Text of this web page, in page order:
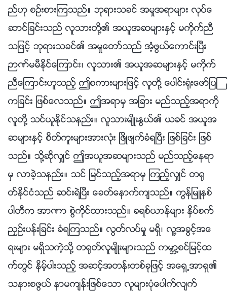
ည္ဟု စဥ္းစားၾကသည္။ ဘုရားသခင္ အမႈအရာမ်ား လုပ္ေ
ဆာင္ျခင္းသည္ လူသားတို႔၏ အယူအဆမ်ားႏွင့္ မကိုက္ညီ
သျဖင့္ ဘုရားသခင္၏ အမႈေတာ္သည္ အံ့ဖြယ္ေကာင္းၿပီး
ဉာဏ္မမီႏိုင္ေၾကာင္း၊ လူသား၏ အယူအဆမ်ားႏွင့္ မကိုက္
ညီေၾကာင္းဟူသည့္ ဤစကားမ်ားျဖင့္ လူတို႔ ေပါင္း႐ုံးေဖာ္ျပၾ
ကျခင္း ျဖစ္ေလသည္။ ဤအရာမွ အျခား မည္သည့္အရာကို
လူတို႔ သင္ယူႏိုင္သနည္း။ လူသားမ်ိဳးႏြယ္၏ ယခင္ အယူအ
ဆမ်ားႏွင့္ စိတ္ကူးမ်ားအားလုံး ၿဖိဳဖ်က္ခံရၿပီး ျဖစ္ျခင္း ျဖစ္
သည္။ သို႔ဆိုလွ်င္ ဤအယူအဆမ်ားသည္ မည္သည့္ေနရာ
မွ လာခဲ့သနည္း။ သင္ ျမင္သည့္အရာမွ ၾကည့္လွ်င္ တ႐ု
တ္ႏိုင္ငံသည္ ဆင္းရဲၿပီး ေခတ္ေနာက္က်သည္။ ကြန္ျမဴနစ္
ပါတီက အာဏာ စြဲကိုင္ထားသည္။ ခရစ္ယာန္မ်ား ႏွိပ္စက္
ညႇဥ္းပန္းျခင္း ခံရၾကသည္။ လြတ္လပ္မႈ မရွိ၊ လူ႔အခြင့္အေ
ရးမ်ား မရွိသကဲ့သို႔ တ႐ုတ္လူမ်ိဳးမ်ားသည္ ကမာၻ႔စင္ျမင့္ထ
က္တြင္ နိမ့္ပါးသည့္ အဆင့္အတန္းတစ္ခုျဖင့္ အေရွ႕အာရွ၏
သနားစဖြယ္ နာမက်န္းျဖစ္ေသာ လူမ်ားပုံေပါက္လ်က္